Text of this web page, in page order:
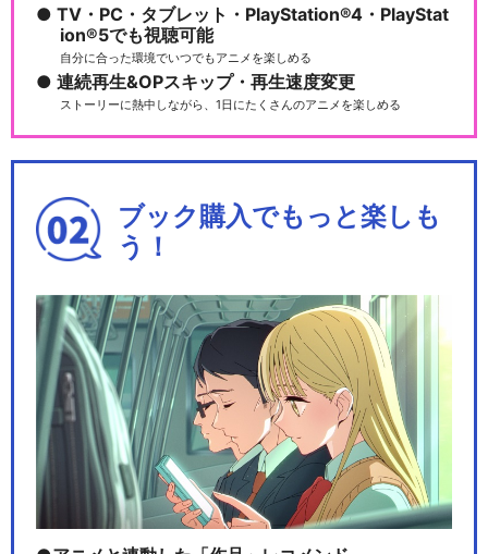
遊☆戯☆王SEVENS デュエ
ルの王編
遊☆戯☆王ゴーラッシュ！！
閉じる
TV・PC・タブレット・PlayStation®4・PlayStat
ion®5でも視聴可能
自分に合った環境でいつでもアニメを楽しめる
連続再生&OPスキップ・再生速度変更
ストーリーに熱中しながら、1日にたくさんのアニメを楽しめる
ブック購入でもっと楽しも
う！